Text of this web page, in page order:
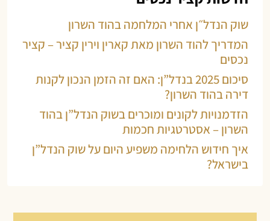
שוק הנדל״ן אחרי המלחמה בהוד השרון
המדריך להוד השרון מאת קארין וירין קציר – קציר
נכסים
סיכום 2025 בנדל”ן: האם זה הזמן הנכון לקנות
דירה בהוד השרון?
הזדמנויות לקונים ומוכרים בשוק הנדל”ן בהוד
השרון – אסטרטגיות חכמות
איך חידוש הלחימה משפיע היום על שוק הנדל”ן
בישראל?